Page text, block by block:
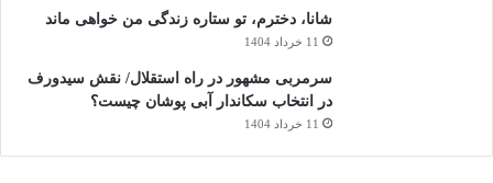
شانا، دخترم، تو ستاره زندگی من خواهی ماند
11 خرداد 1404
سرمربی مشهور در راه استقلال/ نقش سیدورف
در انتخاب سکاندار آبی پوشان چیست؟
11 خرداد 1404